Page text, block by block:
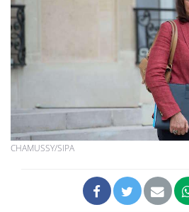
CHAMUSSY/SIPA